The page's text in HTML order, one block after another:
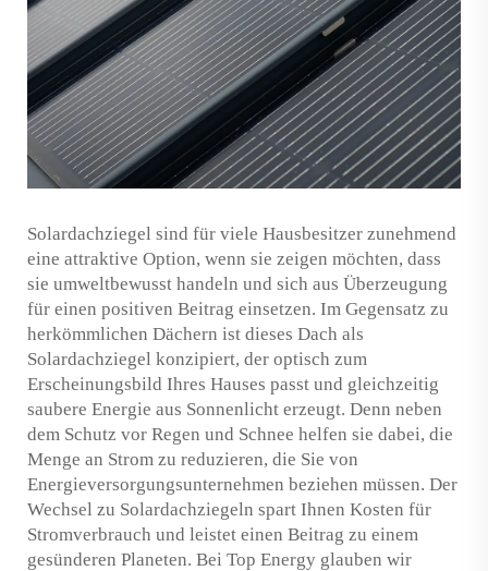
Solardachziegel sind für viele Hausbesitzer zunehmend
eine attraktive Option, wenn sie zeigen möchten, dass
sie umweltbewusst handeln und sich aus Überzeugung
für einen positiven Beitrag einsetzen. Im Gegensatz zu
herkömmlichen Dächern ist dieses Dach als
Solardachziegel konzipiert, der optisch zum
Erscheinungsbild Ihres Hauses passt und gleichzeitig
saubere Energie aus Sonnenlicht erzeugt. Denn neben
dem Schutz vor Regen und Schnee helfen sie dabei, die
Menge an Strom zu reduzieren, die Sie von
Energieversorgungsunternehmen beziehen müssen. Der
Wechsel zu Solardachziegeln spart Ihnen Kosten für
Stromverbrauch und leistet einen Beitrag zu einem
gesünderen Planeten. Bei Top Energy glauben wir